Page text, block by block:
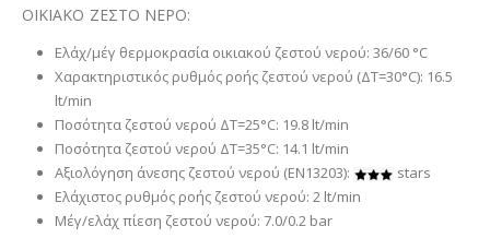
ΟΙΚΙΑΚΟ ΖΕΣΤΟ ΝΕΡΟ:
Ελάχ/μέγ θερμοκρασία οικιακού ζεστού νερού: 36/60 °C
Χαρακτηριστικός ρυθμός ροής ζεστού νερού (ΔT=30°C): 16.5
lt/min
Ποσότητα ζεστού νερού ΔT=25°C: 19.8 lt/min
Ποσότητα ζεστού νερού ΔT=35°C: 14.1 lt/min
Αξιολόγηση άνεσης ζεστού νερού (EN13203):
stars
Ελάχιστος ρυθμός ροής ζεστού νερού: 2 lt/min
Μέγ/ελάχ πίεση ζεστού νερού: 7.0/0.2 bar